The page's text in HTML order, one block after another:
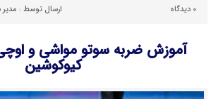
۰ دیدگاه ارسال توسط :
آموزش ضربه سوتو مواشی و
کیوکوشین